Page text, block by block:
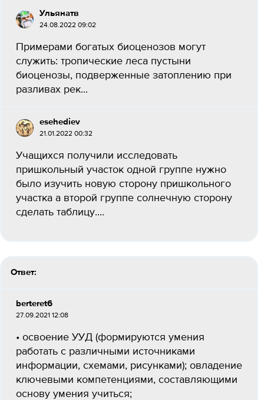
Ульянатв
24.08.2022 09:02
Примерами богатых биоценозов могут
служить: тропические леса пустыни
биоценозы, подверженные затоплению при
разливах рек...
esehediev
21.01.2022 00:32
Учащихся получили исследовать
пришкольный участок одной группе нужно
было изучить новую сторону пришкольного
участка а второй группе солнечную сторону
сделать таблицу....
Ответ:
berteret6
27.09.2021 12:08
• освоение УУД (формируются умения
работать с различными источниками
информации, схемами, рисунками); овладение
ключевыми компетенциями, составляющими
основу умения учиться;